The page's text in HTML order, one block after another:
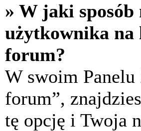
» W jaki
użytkownika na
forum?
W swoim
forum”,
tę opcję i Twoja